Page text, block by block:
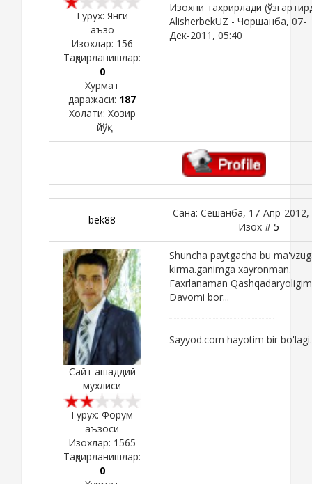
Гурух: Янги
аъзо
Изохлар: 156
Тақдирланишлар:
0
Хурмат
даражаси: 187
Холати: Хозир
йўқ
Изохни тахрирлади
AlisherbekUZ - Чоршанба, 07-
Дек-2011, 05:40
bek88
Сана: Сешанба, 17-Апр-
Изох # 5
Сайт ашаддий
мухлиси
Гурух: Форум
аъзоси
Изохлар: 1565
Тақдирланишлар:
0
Shuncha paytgacha bu
kirma.ganimga xayronman.
Faxrlanaman
Davomi bor...
Sayyod.com hayotim bir bo'lagi.